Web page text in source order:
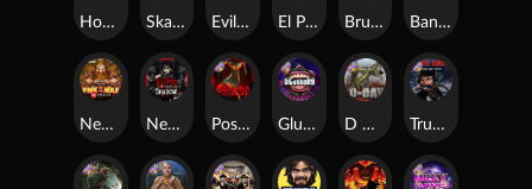
Nexus Blood & Shadow
Nexus Fire In The Hole xBomb
Home of the Brave Skate or Die Bangkok Hilton
Brute Force: Alien Onslaught
El Pasa Gunfight xNudge
Evil Goblins xBomb
Gluttony
Possessed True Grit Redemption
D Day